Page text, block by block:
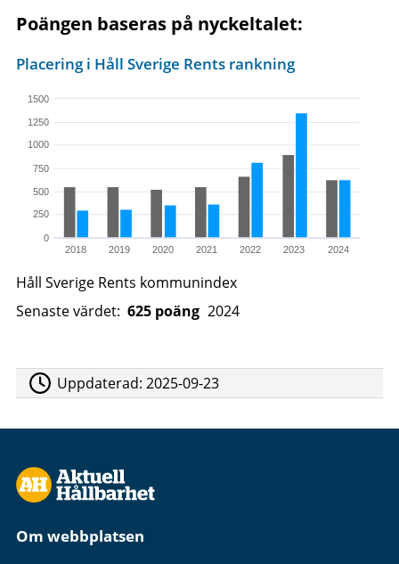
Poängen baseras på nyckeltalet:
2018 2019 2020 2021 2022 2023 2024
0
250
500
750
1000
1250
1500
Placering i Håll Sverige Rents rankning
Håll Sverige Rents kommunindex
Senaste värdet: 625 poäng 2024
Uppdaterad:2025-09-23
Om webbplatsen